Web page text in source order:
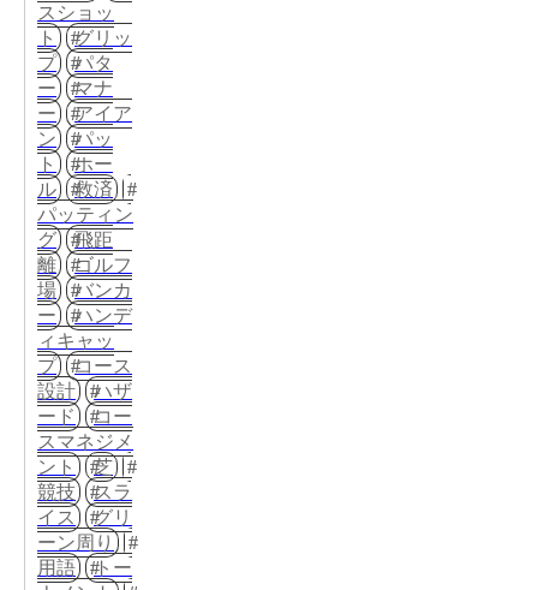
スショッ
ト
グリッ
プ
パタ
ー
マナ
ー
アイア
ン
パッ
ト
ホー
ル
救済
パッティン
グ
飛距
離
ゴルフ
場
バンカ
ー
ハンデ
ィキャッ
プ
コース
設計
ハザ
ード
コー
スマネジメ
ント
芝
競技
スラ
イス
グリ
ーン周り
用語
トー